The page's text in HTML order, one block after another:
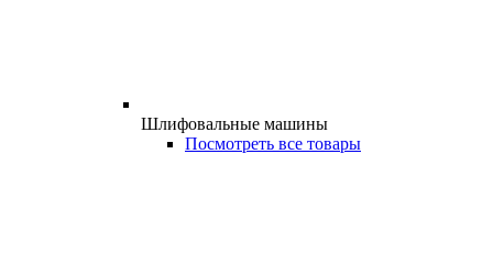
Шлифовальные машины
Посмотреть все товары